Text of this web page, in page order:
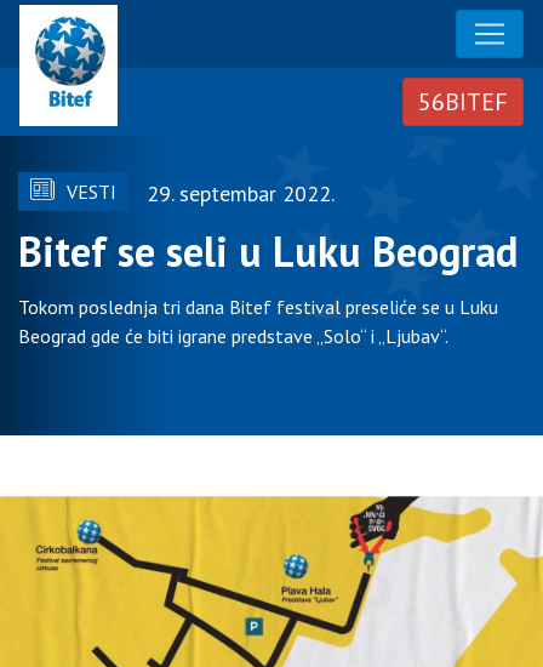
VESTI 29. septembar 2022.
Bitef se seli u Luku Beograd
Tokom poslednja tri dana Bitef festival preseliće se u Luku
Beograd gde će biti igrane predstave „Solo“ i „Ljubav“.